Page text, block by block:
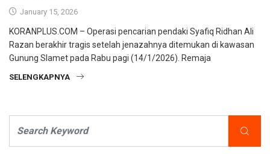
January 15, 2026
KORANPLUS.COM – Operasi pencarian pendaki Syafiq Ridhan Ali
Razan berakhir tragis setelah jenazahnya ditemukan di kawasan
Gunung Slamet pada Rabu pagi (14/1/2026). Remaja
SELENGKAPNYA